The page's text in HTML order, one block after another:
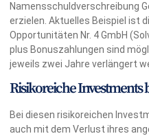
Namensschuldverschreibung
erzielen. Aktuelles Beispiel ist
Opportunitäten Nr. 4 GmbH
plus Bonuszahlungen sind
jeweils zwei Jahre verlängert
Risikoreiche Investments
Bei diesen risikoreichen
auch mit dem Verlust ihres